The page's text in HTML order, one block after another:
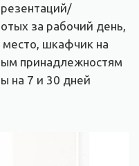
за рабочий день,
место, шкафчик на
принадлежностям
на 7 и 30 дней